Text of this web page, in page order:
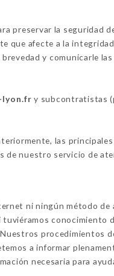
preservar la seguridad
que afecte a la
y comunicarle
y subcontratistas
las
de nuestro servicio de
ni ningún método de
conocimiento
procedimientos
a informar
necesaria para